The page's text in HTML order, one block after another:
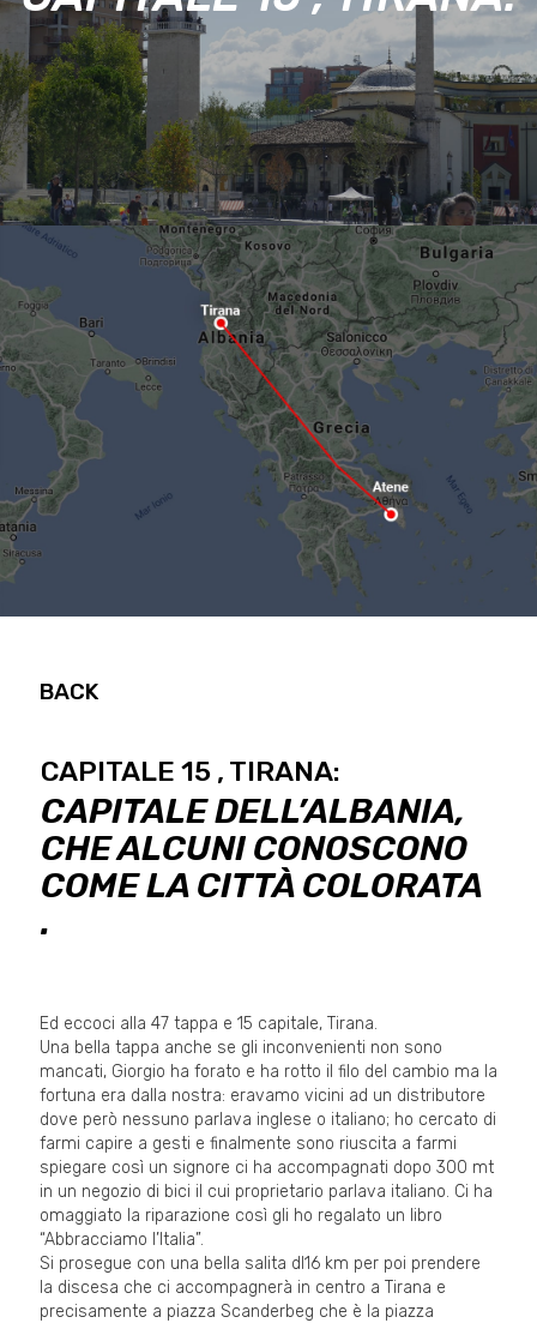
BACK
CAPITALE 15 , TIRANA:
CAPITALE DELL’ALBANIA,
CHE ALCUNI CONOSCONO
COME LA CITTÀ COLORATA
.
Ed eccoci alla 47 tappa e 15 capitale, Tirana.
Una bella tappa anche se gli inconvenienti non sono
mancati, Giorgio ha forato e ha rotto il filo del cambio ma la
fortuna era dalla nostra: eravamo vicini ad un distributore
dove però nessuno parlava inglese o italiano; ho cercato di
farmi capire a gesti e finalmente sono riuscita a farmi
spiegare così un signore ci ha accompagnati dopo 300 mt
in un negozio di bici il cui proprietario parlava italiano. Ci ha
omaggiato la riparazione così gli ho regalato un libro
“Abbracciamo l’Italia”.
Si prosegue con una bella salita dI16 km per poi prendere
la discesa che ci accompagnerà in centro a Tirana e
precisamente a piazza Scanderbeg che è la piazza